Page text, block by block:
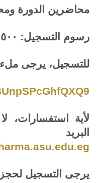
محاضرين الدورة
رسوم التسجيل: ٥٠٠ جنيه مصري
للتسجيل، يرجى ملء
لأية استفسارات،
البريد
يرجى التسجيل لحجز مقعدك